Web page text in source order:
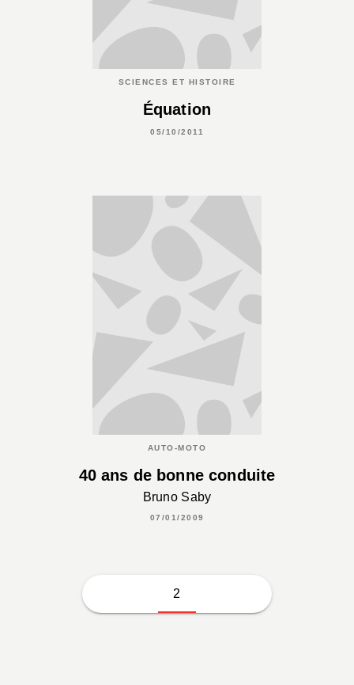
SCIENCES ET HISTOIRE
Équation
05/10/2011
AUTO-MOTO
40 ans de bonne conduite
Bruno Saby
07/01/2009
2